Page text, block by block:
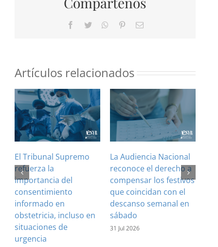
Facebook
Twitter WhatsApp
PinterestCorreo
Artículos relacionados
El Tribunal Supremo
refuerza la
importancia del
consentimiento
informado en
obstetricia, incluso en
situaciones de
urgencia
La Audiencia Nacional
reconoce el derecho a
compensar los festivos
que coincidan con el
descanso semanal en
sábado
31 Jul 2026